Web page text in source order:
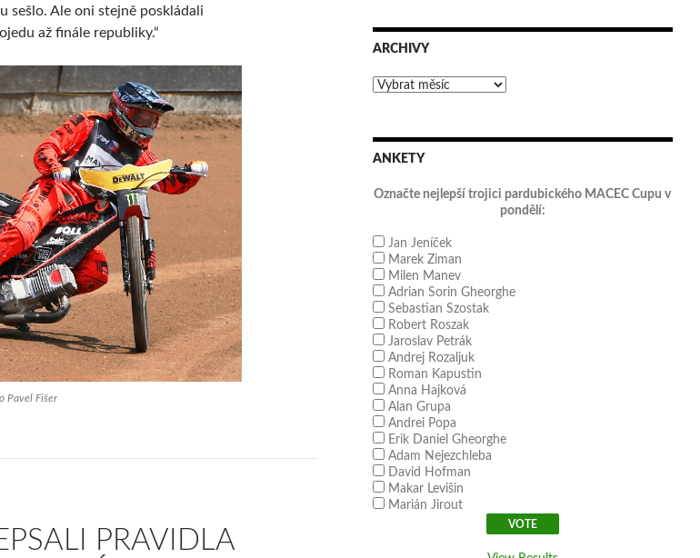
sešlo. Ale oni stejně poskládali
až finále republiky.“
Pavel Fišer
PRAVIDLA
ARCHIVY
Archivy
ANKETY
Označte nejlepší trojici pardubického MACEC Cupu v
pondělí:
Jan Jeníček
Marek Ziman
Milen Manev
Adrian Sorin Gheorghe
Sebastian Szostak
Robert Roszak
Jaroslav Petrák
Andrej Rozaljuk
Roman Kapustin
Anna Hajková
Alan Grupa
Andrei Popa
Erik Daniel Gheorghe
Adam Nejezchleba
David Hofman
Makar Levišin
Marián Jirout